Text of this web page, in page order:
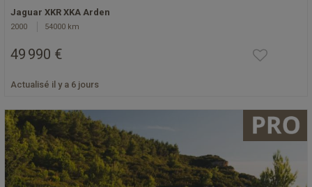
Jaguar XKR XKA Arden
2000 54000 km
49 990 €
Actualisé il y a 6 jours